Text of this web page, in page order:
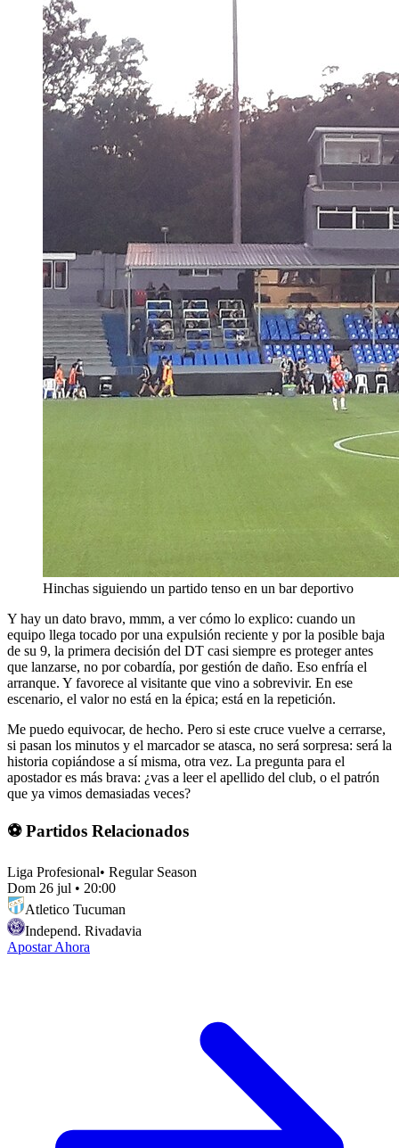
Hinchas siguiendo un partido tenso en un bar deportivo
Y hay un dato bravo, mmm, a ver cómo lo explico: cuando un
equipo llega tocado por una expulsión reciente y por la posible baja
de su 9, la primera decisión del DT casi siempre es proteger antes
que lanzarse, no por cobardía, por gestión de daño. Eso enfría el
arranque. Y favorece al visitante que vino a sobrevivir. En ese
escenario, el valor no está en la épica; está en la repetición.
Me puedo equivocar, de hecho. Pero si este cruce vuelve a cerrarse,
si pasan los minutos y el marcador se atasca, no será sorpresa: será la
historia copiándose a sí misma, otra vez. La pregunta para el
apostador es más brava: ¿vas a leer el apellido del club, o el patrón
que ya vimos demasiadas veces?
⚽ Partidos Relacionados
Liga Profesional• Regular Season
Dom 26 jul • 20:00
Atletico Tucuman
Independ. Rivadavia
Apostar Ahora